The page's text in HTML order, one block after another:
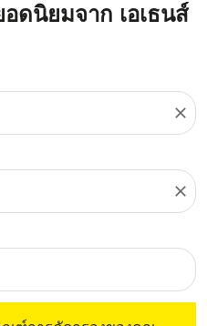
อดนิยมจาก เอเธนส์
close
close